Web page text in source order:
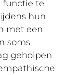
functie te
hun
met een
soms
geholpen